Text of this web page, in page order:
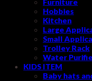
Hobbies
Kitchen
Large
Small
Trolley Rack
Water
KIDS ITEM
Baby hats